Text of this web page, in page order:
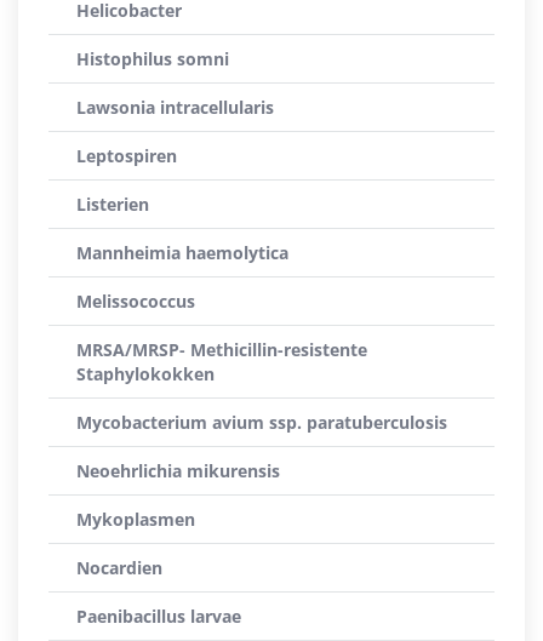
Helicobacter
Histophilus somni
Lawsonia intracellularis
Leptospiren
Listerien
Mannheimia haemolytica
Melissococcus
MRSA/MRSP- Methicillin-resistente
Staphylokokken
Mycobacterium avium ssp. paratuberculosis
Neoehrlichia mikurensis
Mykoplasmen
Nocardien
Paenibacillus larvae